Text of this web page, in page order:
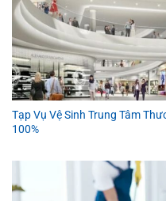
Tạp Vụ Vệ Sinh Trung Tâm
100%